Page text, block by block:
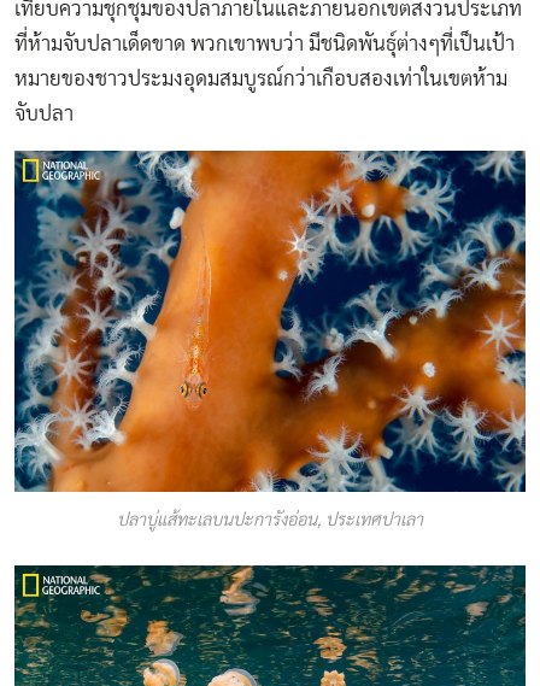
เทียบความชุกชุมของปลาภายในและภายนอกเขตสงวนประเภท
ที่ห้ามจับปลาเด็ดขาด พวกเขาพบว่า มีชนิดพันธุ์ต่างๆที่เป็นเป้า
หมายของชาวประมงอุดมสมบูรณ์กว่าเกือบสองเท่าในเขตห้าม
จับปลา
ปลาบู่แส้ทะเลบนปะการังอ่อน, ประเทศปาเลา